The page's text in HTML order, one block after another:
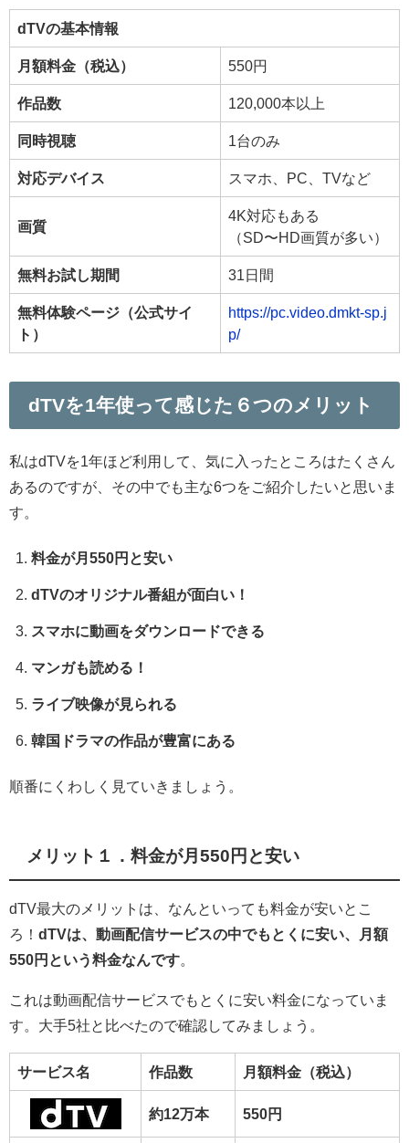
dTVの基本情報
月額料金（税込） 550円
作品数 120,000本以上
同時視聴 1台のみ
対応デバイス スマホ、PC、TVなど
画質
4K対応もある
（SD〜HD画質が多い）
無料お試し期間 31日間
無料体験ページ（公式サイ
ト）
https://pc.video.dmkt-sp.j
p/
dTVを1年使って感じた６つのメリット
私はdTVを1年ほど利用して、気に入ったところはたくさん
あるのですが、その中でも主な6つをご紹介したいと思いま
す。
料金が月550円と安い
dTVのオリジナル番組が面白い！
スマホに動画をダウンロードできる
マンガも読める！
ライブ映像が見られる
韓国ドラマの作品が豊富にある
順番にくわしく見ていきましょう。
メリット１．料金が月550円と安い
dTV最大のメリットは、 なんといっても料金が安いとこ
ろ！ dTVは、動画配信サービスの中でもとくに安い、月額
550円という料金なんです
これは動画配信サービスでもとくに安い料金になっていま
す。大手5社と比べたので確認してみましょう。
サービス名 作品数 月額料金（税込）
約12万本 550円